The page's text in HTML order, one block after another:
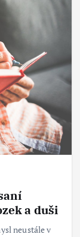
a duši
neustále v